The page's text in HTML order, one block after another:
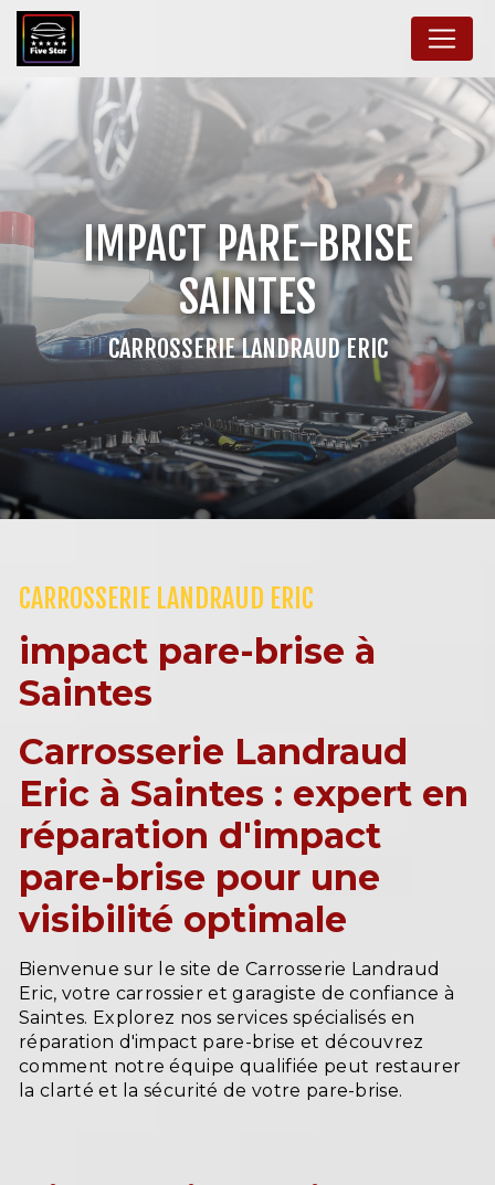
IMPACT PARE-BRISE
SAINTES
CARROSSERIE LANDRAUD ERIC
CARROSSERIE LANDRAUD ERIC
impact pare-brise à
Saintes
Carrosserie Landraud
Eric à Saintes : expert en
réparation d'impact
pare-brise pour une
visibilité optimale
Bienvenue sur le site de Carrosserie Landraud
Eric, votre carrossier et garagiste de confiance à
Saintes. Explorez nos services spécialisés en
réparation d'impact pare-brise et découvrez
comment notre équipe qualifiée peut restaurer
la clarté et la sécurité de votre pare-brise.
Panneau de gestion des cookies